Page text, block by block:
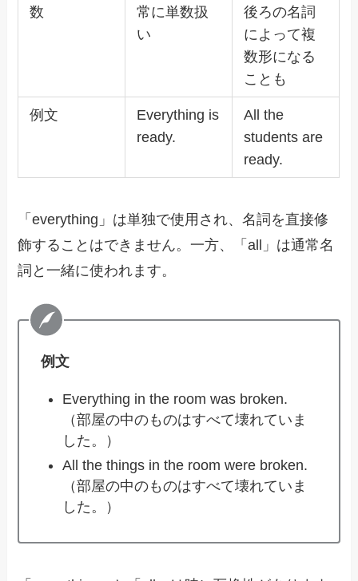
数
常に単数扱
い
後ろの名詞
によって複
数形になる
ことも
例文
Everything is
ready.
All the
students are
ready.
「everything」は単独で使用され、名詞を直接修
飾することはできません。一方、「all」は通常名
詞と一緒に使われます。
例文
Everything in the room was broken.
（部屋の中のものはすべて壊れていま
した。）
All the things in the room were broken.
（部屋の中のものはすべて壊れていま
した。）